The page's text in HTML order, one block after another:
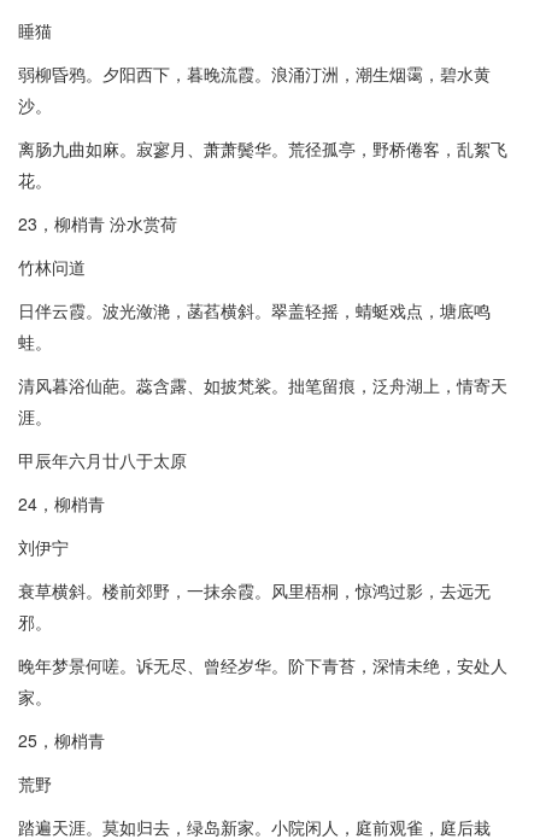
睡猫
弱柳昏鸦。夕阳西下，暮晚流霞。浪涌汀洲，潮生烟霭，碧水黄
沙。
离肠九曲如麻。寂寥月、萧萧鬓华。荒径孤亭，野桥倦客，乱絮飞
花。
23，柳梢青 汾水赏荷
竹林问道
日伴云霞。波光潋滟，菡萏横斜。翠盖轻摇，蜻蜓戏点，塘底鸣
蛙。
清风暮浴仙葩。蕊含露、如披梵裟。拙笔留痕，泛舟湖上，情寄天
涯。
甲辰年六月廿八于太原
24，柳梢青
刘伊宁
衰草横斜。楼前郊野，一抹余霞。风里梧桐，惊鸿过影，去远无
邪。
晚年梦景何嗟。诉无尽、曾经岁华。阶下青苔，深情未绝，安处人
家。
25，柳梢青
荒野
踏遍天涯。莫如归去，绿岛新家。小院闲人，庭前观雀，庭后栽